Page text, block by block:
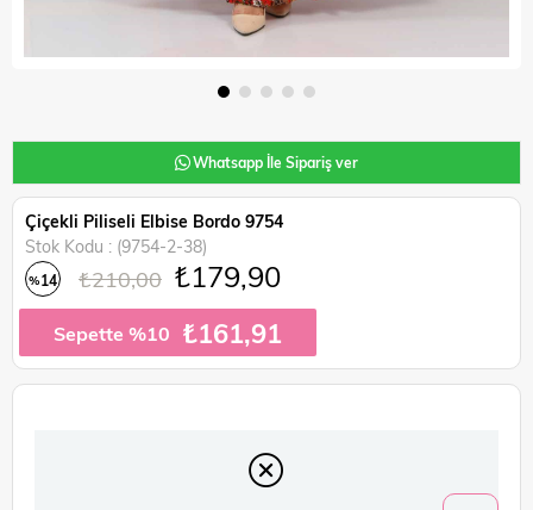
Whatsapp İle Sipariş ver
Çiçekli Piliseli Elbise Bordo 9754
Stok Kodu
(9754-2-38)
%14 ₺210,00 ₺179,90
Sepette %10 ₺161,91